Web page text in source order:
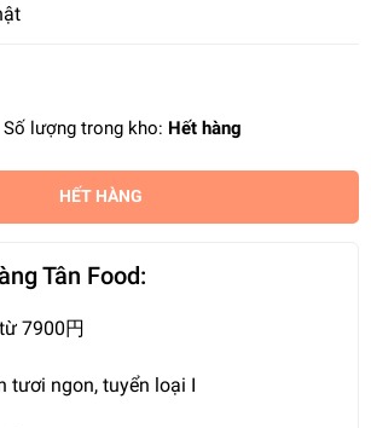
Số lượng trong kho: Hết hàng
HẾT HÀNG
Tân Food:
7900円
tươi ngon, tuyển loại I